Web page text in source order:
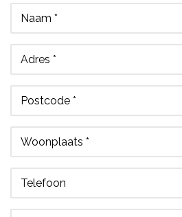
Naam *
Adres *
Postcode *
Woonplaats *
Telefoon